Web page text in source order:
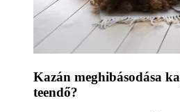
Kazán meghibásodása
teendő?